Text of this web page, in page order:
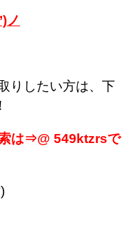
ノ
りしたい方は、下
は⇒@ 549ktzrsで